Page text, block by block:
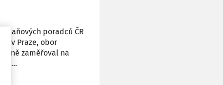
daňových poradců ČR
v Praze, obor
zaměřoval na
...